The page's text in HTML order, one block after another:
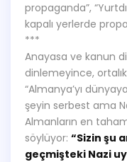
propaganda”,
kapalı yerlerde
***
Anayasa ve kanun
dinlemeyince,
“Almanya’yı
şeyin serbest ama
Almanların en
söylüyor: “Sizin şu
geçmişteki Nazi